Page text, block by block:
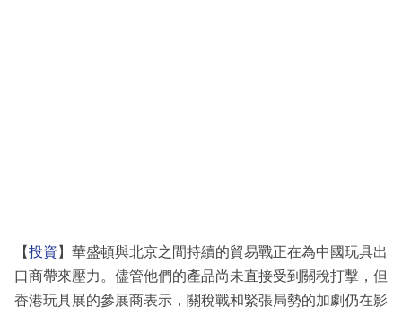
區
【投資 】華盛頓與北京之間持續的貿易戰正在為中國玩具出
口商帶來壓力。儘管他們的產品尚未直接受到關稅打擊，但
香港玩具展的參展商表示，關稅戰和緊張局勢的加劇仍在影